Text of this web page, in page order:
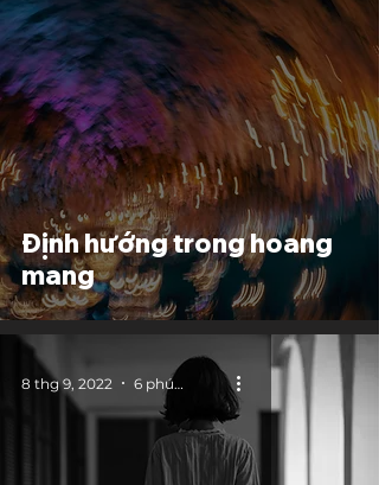
Định hướng trong hoang
mang
8 thg 9, 2022 6 phút đọc